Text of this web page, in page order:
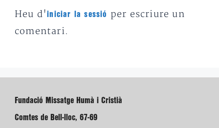
Heu d'iniciar la sessió
per escriure un
comentari.
Fundació Missatge Humà i Cristià
Comtes de Bell-lloc, 67-69